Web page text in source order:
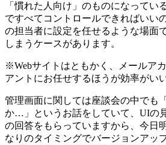
「慣れた人向け」のものになってい
ですべてコントロールできればいい
の担当者に設定を任せるような場面
しまうケースがあります。
※Webサイトはともかく、メールア
アントにお任せするほうが効率がい
管理画面に関しては座談会の中でも
か…」というお話をしていて、UIの
の回答をもらっていますから、今日
なりのタイミングでバージョンアッ